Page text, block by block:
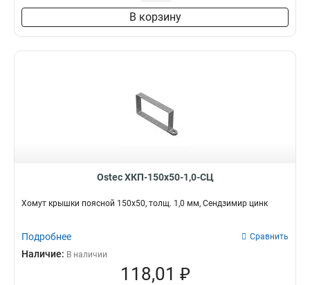
В корзину
Ostec ХКП-150х50-1,0-СЦ
Хомут крышки поясной 150х50, толщ. 1,0 мм, Сендзимир цинк
Подробнее Сравнить
Наличие: В наличии
118,01 ₽